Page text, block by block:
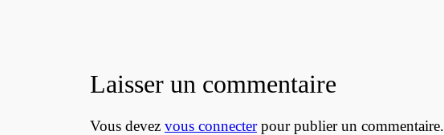
Laisser un commentaire
Vous devez vous connecterpour publier un commentaire.